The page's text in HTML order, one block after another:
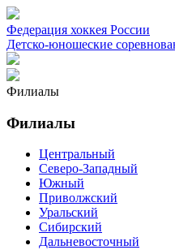
Федерация хоккея России
Детско-юношеские
Филиалы
Филиалы
Центральный
Северо-Западный
Южный
Приволжский
Уральский
Сибирский
Дальневосточный